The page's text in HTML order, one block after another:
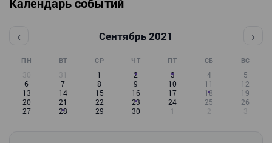
‹ Сентябрь 2021 ›
ПН ВТ СР ЧТ ПТ СБ ВС
30 31 1 2 3 4
5
6
7 8 9 10 11
12
13
14 15 16 17 18
19
20
21 22 23 24 25
26
27
28 29 30 1 2 3